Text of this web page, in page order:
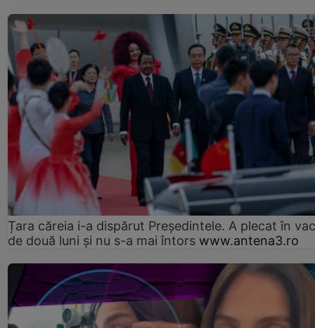
Țara căreia i-a dispărut Președintele. A plecat în
de două luni și nu s-a mai întors www.antena3.ro